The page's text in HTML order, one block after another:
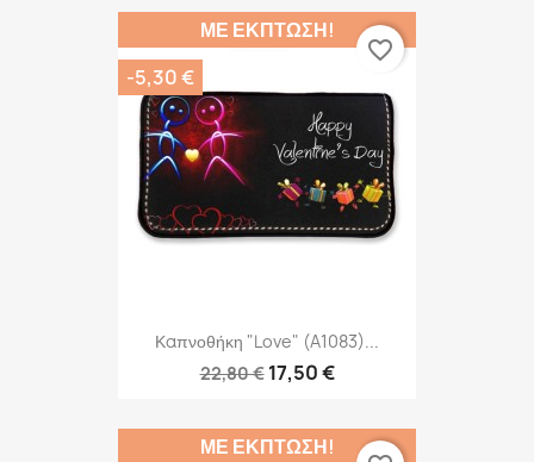
Καπνοθήκη "Love" (A1083)...
22,80 € 17,50 €
ΜΕ ΈΚΠΤΩΣΗ!
-5,30 €
favorite_border
ΜΕ ΈΚΠΤΩΣΗ!